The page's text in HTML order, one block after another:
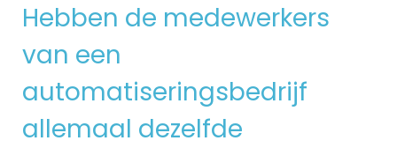
Hebben de medewerkers
van een
automatiseringsbedrijf
allemaal dezelfde